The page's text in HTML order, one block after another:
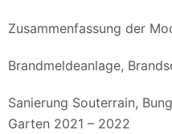
Zusammenfassung der
Brandmeldeanlage,
Sanierung Souterrain,
Garten 2021 – 2022